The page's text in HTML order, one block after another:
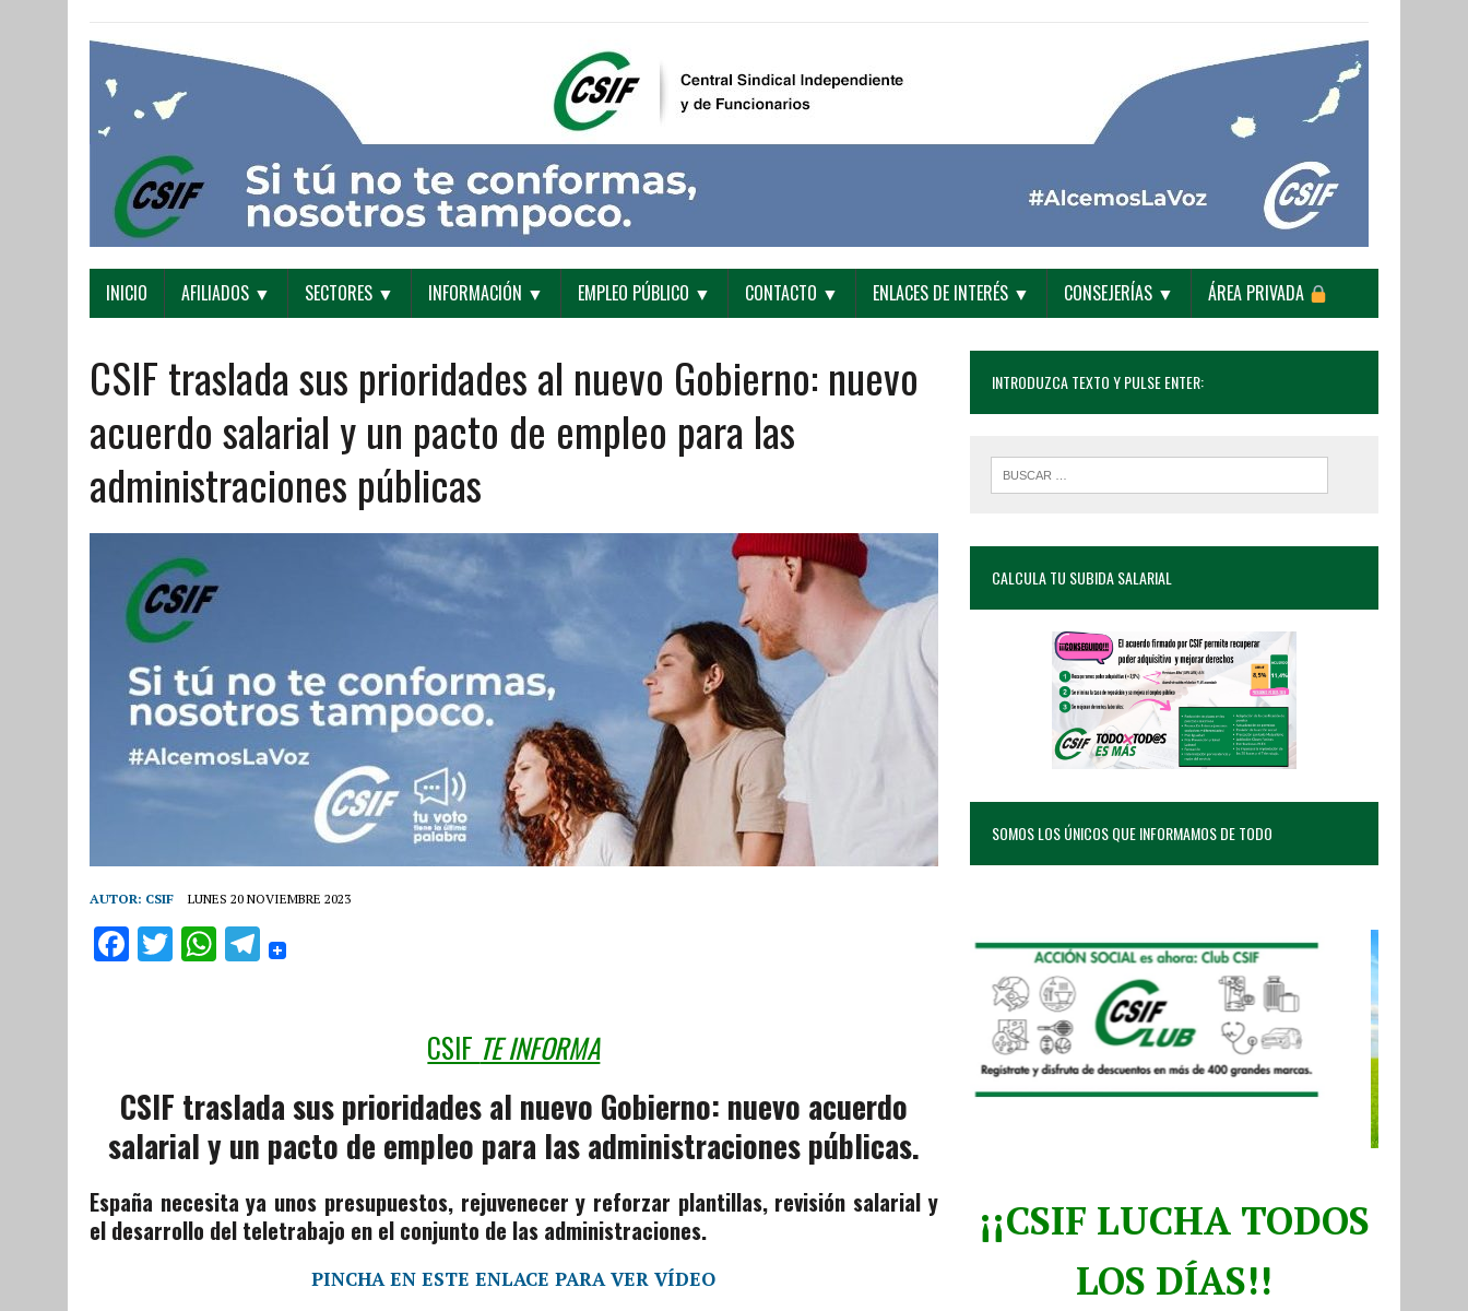
INICIO AFILIADOS ▼ SECTORES ▼ INFORMACIÓN ▼ EMPLEO PÚBLICO ▼ CONTACTO ▼ ENLACES DE INTERÉS ▼ CONSEJERÍAS ▼ ÁREA PRIVADA
CSIF traslada sus prioridades al nuevo Gobierno: nuevo
acuerdo salarial y un pacto de empleo para las
administraciones públicas
AUTOR: CSIF LUNES 20 NOVIEMBRE 2023
F
o
o
k
T
r
W
A
p
p
T
r
a
m
CSIF TE INFORMA
CSIF traslada sus prioridades al nuevo Gobierno: nuevo acuerdo
salarial y un pacto de empleo para las administraciones públicas.
España necesita ya unos presupuestos, rejuvenecer y reforzar plantillas, revisión salarial y
el desarrollo del teletrabajo en el conjunto de las administraciones.
PINCHA EN ESTE ENLACE PARA VER VÍDEO
INTRODUZCA TEXTO Y PULSE ENTER:
CALCULA TU SUBIDA SALARIAL
SOMOS LOS ÚNICOS QUE INFORMAMOS DE TODO
¡¡CSIF LUCHA TODOS
LOS DÍAS!!